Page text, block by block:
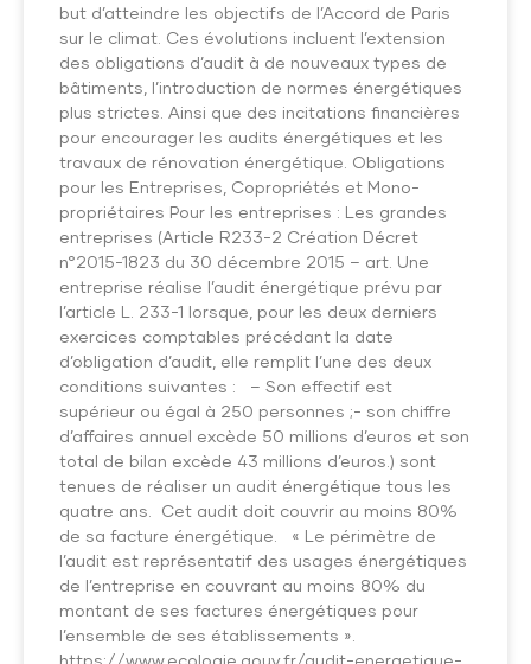
but d’atteindre les objectifs de l’Accord de Paris
sur le climat. Ces évolutions incluent l’extension
des obligations d’audit à de nouveaux types de
bâtiments, l’introduction de normes énergétiques
plus strictes. Ainsi que des incitations financières
pour encourager les audits énergétiques et les
travaux de rénovation énergétique. Obligations
pour les Entreprises, Copropriétés et Mono-
propriétaires Pour les entreprises : Les grandes
entreprises (Article R233-2 Création Décret
n°2015-1823 du 30 décembre 2015 – art. Une
entreprise réalise l’audit énergétique prévu par
l’article L. 233-1 lorsque, pour les deux derniers
exercices comptables précédant la date
d’obligation d’audit, elle remplit l’une des deux
conditions suivantes : – Son effectif est
supérieur ou égal à 250 personnes ;- son chiffre
d’affaires annuel excède 50 millions d’euros et son
total de bilan excède 43 millions d’euros.) sont
tenues de réaliser un audit énergétique tous les
quatre ans. Cet audit doit couvrir au moins 80%
de sa facture énergétique. « Le périmètre de
l’audit est représentatif des usages énergétiques
de l’entreprise en couvrant au moins 80% du
montant de ses factures énergétiques pour
l’ensemble de ses établissements ».